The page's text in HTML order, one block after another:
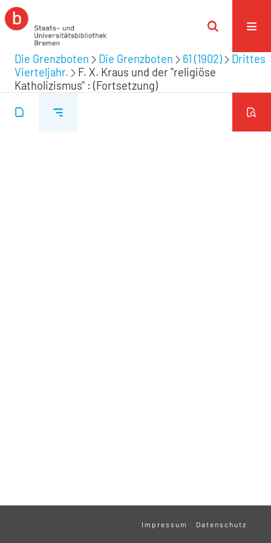
Die Grenzboten Die Grenzboten 61 (1902)
Drittes
Vierteljahr.
F. X. Kraus und der "religiöse
Katholizismus" : (Fortsetzung)
Impressum Datenschutz